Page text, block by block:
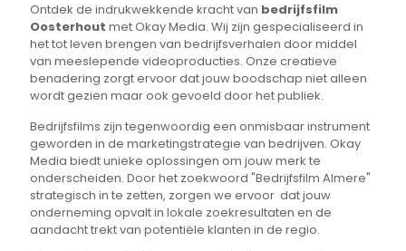
Ontdek de indrukwekkende kracht van bedrijfsfilm
Oosterhout met Okay Media. Wij zijn gespecialiseerd in
het tot leven brengen van bedrijfsverhalen door middel
van meeslepende videoproducties. Onze creatieve
benadering zorgt ervoor dat jouw boodschap niet alleen
wordt gezien maar ook gevoeld door het publiek.
Bedrijfsfilms zijn tegenwoordig een onmisbaar instrument
geworden in de marketingstrategie van bedrijven. Okay
Media biedt unieke oplossingen om jouw merk te
onderscheiden. Door het zoekwoord "Bedrijfsfilm Almere"
strategisch in te zetten, zorgen we ervoor dat jouw
onderneming opvalt in lokale zoekresultaten en de
aandacht trekt van potentiële klanten in de regio.